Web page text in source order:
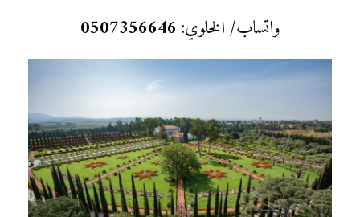
واتساب/ الخلوي: 0507356646